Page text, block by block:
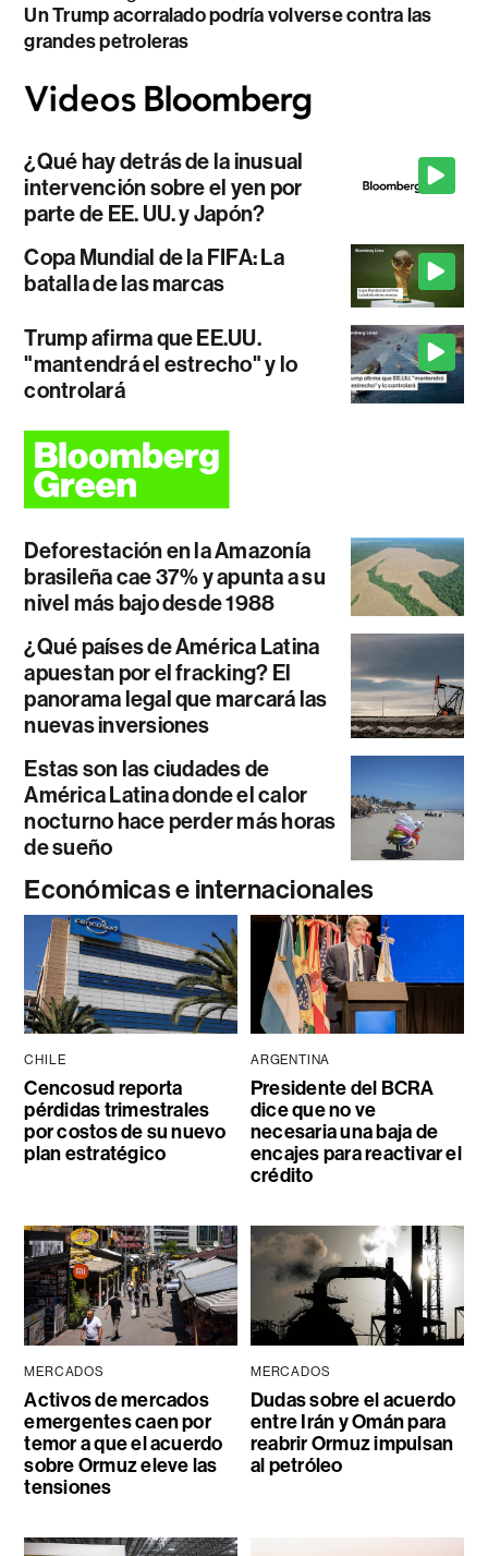
Un Trump acorralado podría volverse contra las
grandes petroleras
¿Qué hay detrás de la inusual
intervención sobre el yen por
parte de EE. UU. y Japón?
Copa Mundial de la FIFA: La
batalla de las marcas
Trump afirma que EE.UU.
"mantendrá el estrecho" y lo
controlará
Deforestación en la Amazonía
brasileña cae 37% y apunta a su
nivel más bajo desde 1988
¿Qué países de América Latina
apuestan por el fracking? El
panorama legal que marcará las
nuevas inversiones
Estas son las ciudades de
América Latina donde el calor
nocturno hace perder más horas
de sueño
Económicas e internacionales
CHILE
Cencosud reporta
pérdidas trimestrales
por costos de su nuevo
plan estratégico
ARGENTINA
Presidente del BCRA
dice que no ve
necesaria una baja de
encajes para reactivar el
crédito
MERCADOS
Activos de mercados
emergentes caen por
temor a que el acuerdo
sobre Ormuz eleve las
tensiones
MERCADOS
Dudas sobre el acuerdo
entre Irán y Omán para
reabrir Ormuz impulsan
al petróleo